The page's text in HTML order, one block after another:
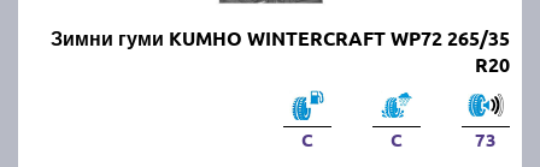
Зимни гуми KUMHO WINTERCRAFT WP72 265/35
R20
C C 73